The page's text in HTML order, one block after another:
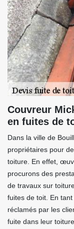
Couvreur
en fuites de
Dans la ville de
propriétaires pour
toiture. En effet,
procurons des
de travaux sur
fuites de toit. En
réclamés par les
fuite dans leur